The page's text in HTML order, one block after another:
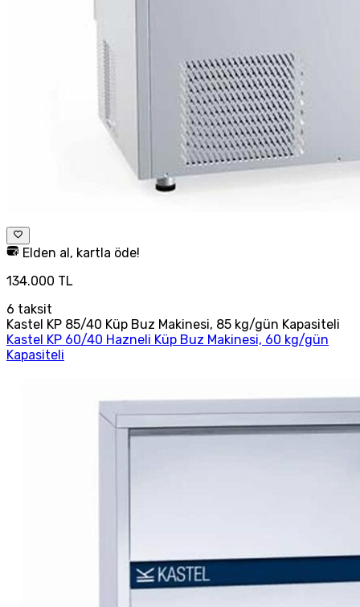
Elden al, kartla öde!
134.000 TL
6 taksit
Kastel KP 85/40 Küp Buz Makinesi, 85 kg/gün Kapasiteli
Kastel KP 60/40 Hazneli Küp Buz Makinesi, 60 kg/gün
Kapasiteli